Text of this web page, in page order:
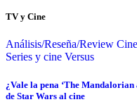
TV y Cine
Análisis/Reseña/Review Cine
Series y cine Versus
¿Vale la pena ‘The
de Star Wars al cine